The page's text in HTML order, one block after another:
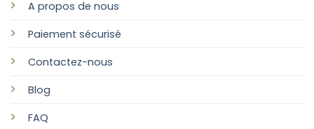
A propos de nous
Paiement sécurisé
Contactez-nous
Blog
FAQ